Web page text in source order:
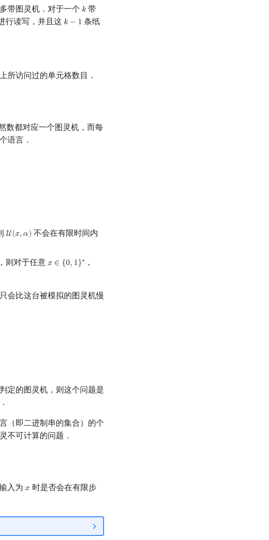
带图灵机．对于一个 𝑘
k 带
行读写，并且这 𝑘 − 1
k−1
条纸
所访问过的单元格数目．
数都对应一个图灵机，而每
语言．
U(𝑥,𝛼)
U(x,α)
不会在有限时间内
则对于任意 𝑥 ∈ {0, 1}∗
x∈{ 0,1} ∗ ，
会比这台被模拟的图灵机慢
定的图灵机，则这个问题是
（即二进制串的集合）的个
不可计算的问题．
入为𝑥
x 时是否会在有限步